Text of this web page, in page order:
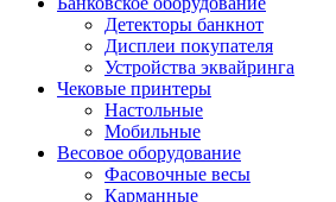
Детекторы банкнот
Дисплеи покупателя
Устройства эквайринга
Чековые принтеры
Настольные
Мобильные
Весовое оборудование
Фасовочные весы
Карманные